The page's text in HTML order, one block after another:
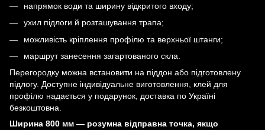
напрямок води та ширину відкритого входу;
ухил підлоги й розташування трапа;
можливість кріплення профілю та верхньої штанги;
маршрут занесення загартованого скла.
Перегородку можна встановити на піддон або підготовлену
підлогу. Доступне індивідуальне виготовлення, клей для
профілю надається у подарунок, доставка по Україні
безкоштовна.
Ширина 800 мм — розумна відправна точка, якщо